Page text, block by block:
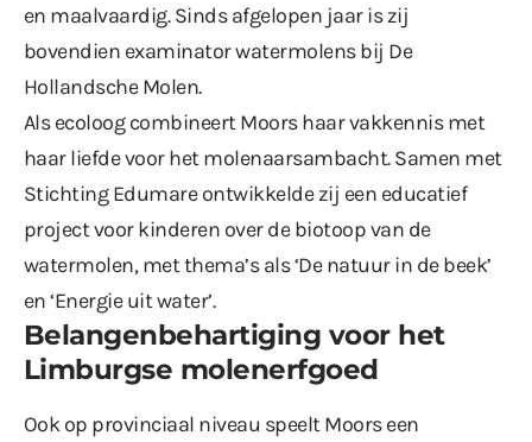
en maalvaardig. Sinds afgelopen jaar is zij
bovendien examinator watermolens bij De
Hollandsche Molen.
Als ecoloog combineert Moors haar vakkennis met
haar liefde voor het molenaarsambacht. Samen met
Stichting Edumare ontwikkelde zij een educatief
project voor kinderen over de biotoop van de
watermolen, met thema’s als ‘De natuur in de beek’
en ‘Energie uit water’.
Belangenbehartiging voor het
Limburgse molenerfgoed
Ook op provinciaal niveau speelt Moors een